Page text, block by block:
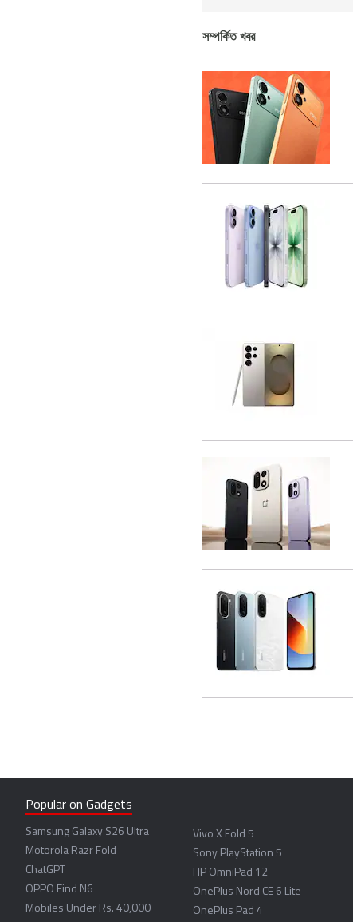
সম্পর্কিত খবর
Popular on Gadgets
Samsung Galaxy S26 Ultra
Motorola Razr Fold
ChatGPT
OPPO Find N6
Mobiles Under Rs. 40,000
Vivo X Fold 5
Sony PlayStation 5
HP OmniPad 12
OnePlus Nord CE 6 Lite
OnePlus Pad 4